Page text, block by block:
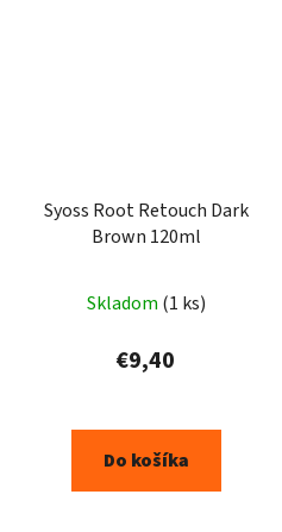
Syoss Root Retouch Dark
Brown 120ml
Skladom (1 ks)
€9,40
Do košíka